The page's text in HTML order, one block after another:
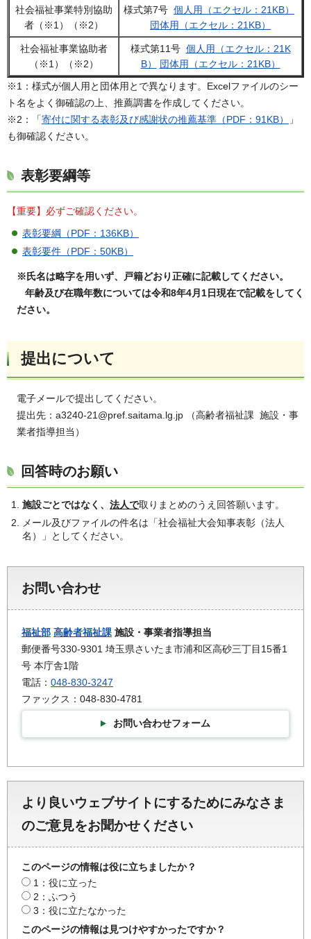
社会福祉事業特別協助
者（※1）（※2）
様式第7号 個人用（エクセル：21KB）
団体用（エクセル：21KB）
社会福祉事業協助者
（※1）（※2）
様式第11号 個人用（エクセル：21K
B）
団体用（エクセル：21KB）
※1：様式が個人用と団体用とで異なります。Excelファイルのシー
ト名をよく御確認の上、推薦調書を作成してください。
※2：「寄付に関する表彰及び感謝状の推薦基準（PDF：91KB）
」
も御確認ください。
表彰要綱等
【重要】必ずご確認ください。
表彰要綱（PDF：136KB）
表彰要件（PDF：50KB）
※氏名は略字を用いず、戸籍どおり正確に記載してください。
年齢及び在職年数については令和8年4月1日現在で記載をしてく
ださい。
提出について
電子メールで提出してください。
提出先：a3240-21@pref.saitama.lg.jp （高齢者福祉課 施設・事
業者指導担当）
回答時のお願い
施設ごとではなく、 法人で取りまとめのうえ回答願います。
メール及びファイルの件名は「社会福祉大会知事表彰（法人
名）」としてください。
お問い合わせ
福祉部 高齢者福祉課 施設・事業者指導担当
郵便番号330-9301 埼玉県さいたま市浦和区高砂三丁目15番1
号 本庁舎1階
電話： 048-830-3247
ファックス：048-830-4781
お問い合わせフォーム
より良いウェブサイトにするためにみなさま
のご意見をお聞かせください
このページの情報は役に立ちましたか？
1：役に立った
2：ふつう
3：役に立たなかった
このページの情報は見つけやすかったですか？